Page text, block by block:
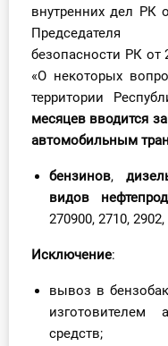
Учет по отраслям
Юридический
Интернет-магазин
внутренних дел РК
Председателя
безопасности РК от
«О некоторых
территории
месяцев вводится
автомобильным
бензинов,
видов
270900, 2710,
Исключение:
вывоз в
изготовителем
средств;